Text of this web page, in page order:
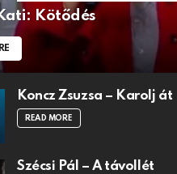
Kötődés
Koncz Zsuzsa – Karolj át
READ MORE
Szécsi Pál – A távollét